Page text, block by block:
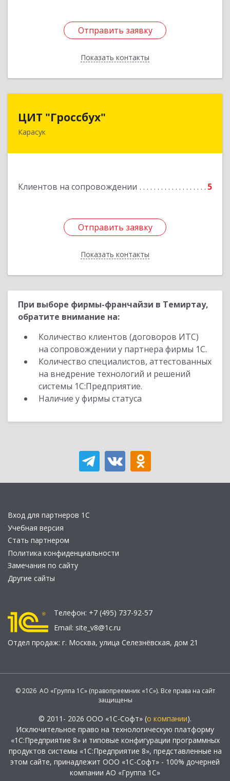
Отправить заявку
Показать контакты
Отправить заявку
Назад
ЦИТ "Гроссбух"
Карасук
Клиентов на сопровождении 5
Отправить заявку
Показать контакты
632861, Новосибирская обл, Карасукский р-н,
Отправить заявку
Назад
При выборе фирмы-франчайзи в Темиртау,
обратите внимание на:
Количество клиентов (договоров ИТС)
на сопровождении у партнера фирмы 1С.
Количество специалистов, аттестованных
на внедрение технологий и решений
системы 1С:Предприятие.
Наличие у фирмы статуса
Вход для партнеров 1С
Учебная версия
Стать партнером
Политика конфиденциальности
Замечания по сайту
Другие сайты
Телефон: +7 (495) 737-92-57
Email: site_v8@1c.ru
Отдел продаж: г. Москва, улица Селезнёвская, дом 21
© 2026 АО «Группа 1С» (правопреемник «1С»). Все права на сайт
защищены
© 2011- 2026 ООО «1С-Софт» (о компании).
Исключительное право на технологическую платформу
«1С:Предприятие 8» и типовые конфигурации программных
продуктов системы «1С:Предприятие 8», представленные на
этом сайте, принадлежит ООО «1С-Софт» - 100% дочерней
компании АО «Группа 1С»